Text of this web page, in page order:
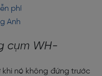
phí
Anh
cụm WH-
nó không đứng trước